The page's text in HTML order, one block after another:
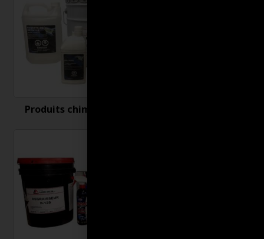
Produits chimiques